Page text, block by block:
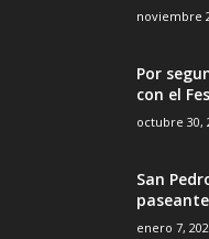
noviembre
Por
con el
octubre 30,
San
enero 7,